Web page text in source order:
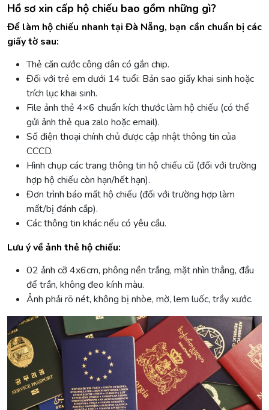
Hồ sơ xin cấp hộ chiếu bao gồm những gì?
Để làm hộ chiếu nhanh tại Đà Nẵng, bạn cần chuẩn bị các
giấy tờ sau:
Thẻ căn cước công dân có gắn chip.
Đối với trẻ em dưới 14 tuổi: Bản sao giấy khai sinh hoặc
trích lục khai sinh.
File ảnh thẻ 4×6 chuẩn kích thước làm hộ chiếu (có thể
gửi ảnh thẻ qua zalo hoặc email).
Số điện thoại chính chủ được cập nhật thông tin của
CCCD.
Hình chụp các trang thông tin hộ chiếu cũ (đối với trường
hợp hộ chiếu còn hạn/hết hạn).
Đơn trình báo mất hộ chiếu (đối với trường hợp làm
mất/bị đánh cắp).
Các thông tin khác nếu có yêu cầu.
Lưu ý về ảnh thẻ hộ chiếu:
02 ảnh cỡ 4x6cm, phông nền trắng, mặt nhìn thẳng, đầu
để trần, không đeo kính màu.
Ảnh phải rõ nét, không bị nhòe, mờ, lem luốc, trầy xước.